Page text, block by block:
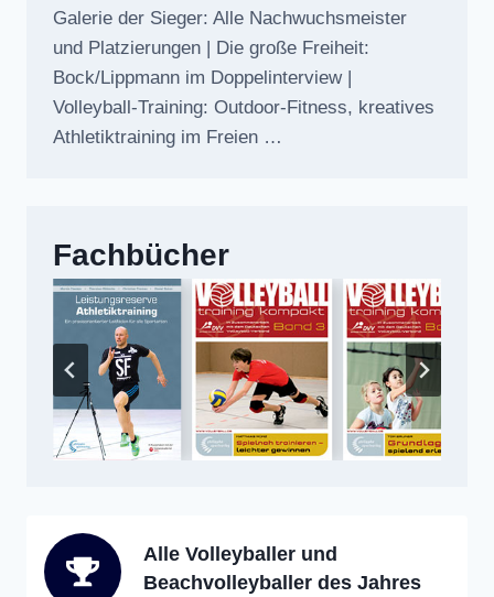
Galerie der Sieger: Alle Nachwuchsmeister
und Platzierungen | Die große Freiheit:
Bock/Lippmann im Doppelinterview |
Volleyball-Training: Outdoor-Fitness, kreatives
Athletiktraining im Freien …
Fachbücher
Alle Volleyballer und
Beachvolleyballer des Jahres